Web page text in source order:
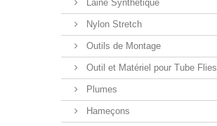
Laine Synthétique
Nylon Stretch
Outils de Montage
Outil et Matériel pour Tube Flies
Plumes
Hameçons